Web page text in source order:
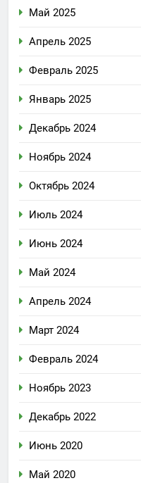
Май 2025
Апрель 2025
Февраль 2025
Январь 2025
Декабрь 2024
Ноябрь 2024
Октябрь 2024
Июль 2024
Июнь 2024
Май 2024
Апрель 2024
Март 2024
Февраль 2024
Ноябрь 2023
Декабрь 2022
Июнь 2020
Май 2020